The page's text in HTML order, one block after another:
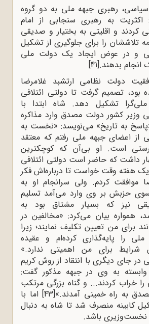
رهبری جبهه ملی به دو گروه
به رهبری سنجابی از امام
کردند و اقلیتی به بختیار و صدیقی
تلاششان را برای جلوگیری از تشکیل
و در عوض ایجاد یک دولت ملی
انجام بدهند.[41]
دولت نظامی ارتشبد غلامرضا
بود، تصمیم گرفت تا دولتی ائتلافی
تشکیل دهد. شاه ابتدا با
وزیر کشور دولت مصدق وارد مذاکره
به تاریخ» می‌نویسد: «نخست به
از اعضای جبهه ملی رفتم که معتقد
است. او بی‌آن که کوچکترین
داشت که حاضر است دولتی ائتلافی
هفته وقت خواست تا درباره‌اش فکر
موافقت کردم. ولی سرانجام او به
حزبش بر وی وارد می‌آمد تسلیم
نیز که بسیار مشتاق بود به
همواره بیان می‌کرد: «مخالفین در
برای من تعیین تکلیف نمایند؛ زیرا
را پایه‌گذاری کرده‌ام و عقیده
شرایط برای من اهمیتی ندارد.»
جای دیگری با انتقاد از روش کریم
به وی در جبهه مذکور گفت:
خراب کردند... و گناه بزرگی مرتکب
به راه خمینی آمدند.»[43]
اما با
کابینه منصرف شد تا شاه به دنبال
نخست‌وزیری باشد.